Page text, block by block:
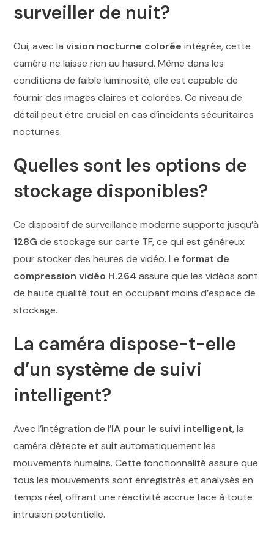
surveiller de nuit?
Oui, avec lavision nocturne colorée intégrée, cette
caméra ne laisse rien au hasard. Même dans les
conditions de faible luminosité, elle est capable de
fournir des images claires et colorées. Ce niveau de
détail peut être crucial en cas d’incidents sécuritaires
nocturnes.
Quelles sont les options de
stockage disponibles?
Ce dispositif de surveillance moderne supporte jusqu’à
128G de stockage sur carte TF, ce qui est généreux
pour stocker des heures de vidéo. Leformat de
compression vidéo H.264 assure que les vidéos sont
de haute qualité tout en occupant moins d’espace de
stockage.
La caméra dispose-t-elle
d’un système de suivi
intelligent?
Avec l’intégration de l’IA pour le suivi intelligent, la
caméra détecte et suit automatiquement les
mouvements humains. Cette fonctionnalité assure que
tous les mouvements sont enregistrés et analysés en
temps réel, offrant une réactivité accrue face à toute
intrusion potentielle.